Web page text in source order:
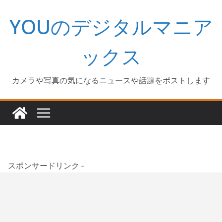
キ
YOUのデジタルマニア
ックス
カメラや写真の気になるニュースや話題をポストします
スポンサードリンク -